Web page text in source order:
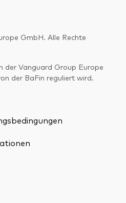
GmbH. Alle Rechte
der Vanguard Group Europe
der BaFin reguliert wird.